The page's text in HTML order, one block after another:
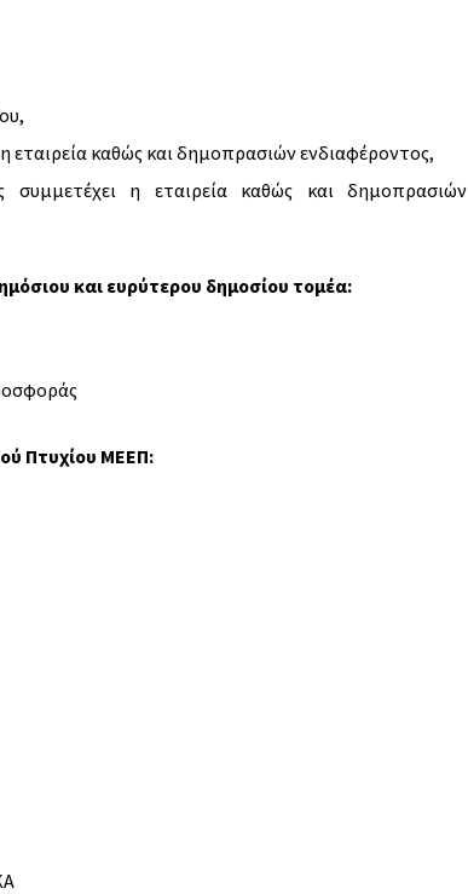
καθώς και δημοπρασιών ενδιαφέροντος,
η εταιρεία καθώς και δημοπρασιών
και ευρύτερου δημοσίου τομέα:
Πτυχίου ΜΕΕΠ: